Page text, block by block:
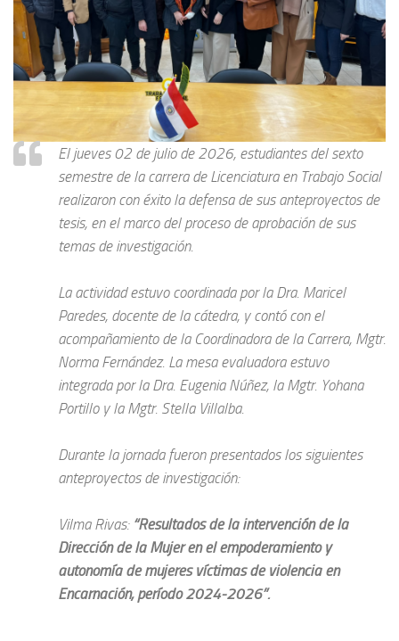
El jueves 02 de julio de 2026, estudiantes del sexto
semestre de la carrera de Licenciatura en Trabajo Social
realizaron con éxito la defensa de sus anteproyectos de
tesis, en el marco del proceso de aprobación de sus
temas de investigación.
La actividad estuvo coordinada por la Dra. Maricel
Paredes, docente de la cátedra, y contó con el
acompañamiento de la Coordinadora de la Carrera, Mgtr.
Norma Fernández. La mesa evaluadora estuvo
integrada por la Dra. Eugenia Núñez, la Mgtr. Yohana
Portillo y la Mgtr. Stella Villalba.
Durante la jornada fueron presentados los siguientes
anteproyectos de investigación:
Vilma Rivas: “Resultados de la intervención de la
Dirección de la Mujer en el empoderamiento y
autonomía de mujeres víctimas de violencia en
Encarnación, período 2024-2026”.